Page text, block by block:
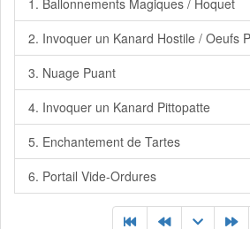
1. Ballonnements Magiques / Hoquet
2. Invoquer un Kanard Hostile / Oeufs
3. Nuage Puant
4. Invoquer un Kanard Pittopatte
5. Enchantement de Tartes
6. Portail Vide-Ordures